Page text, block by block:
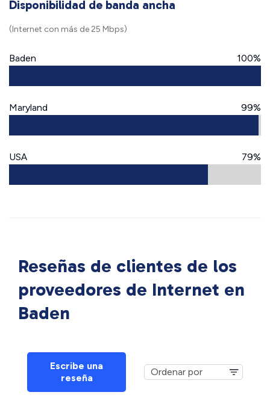
Disponibilidad de banda ancha
(Internet con más de 25 Mbps)
Baden 100%
Maryland 99%
USA 79%
Reseñas de clientes de los
proveedores de Internet en
Baden
Escribe una
reseña